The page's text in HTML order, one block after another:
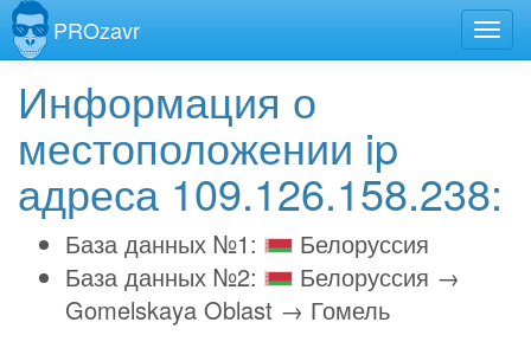
PROzavr
Информация о
местоположении ip
адреса 109.126.158.238:
База данных №1:
Белоруссия
База данных №2:
Белоруссия →
Gomelskaya Oblast → Гомель